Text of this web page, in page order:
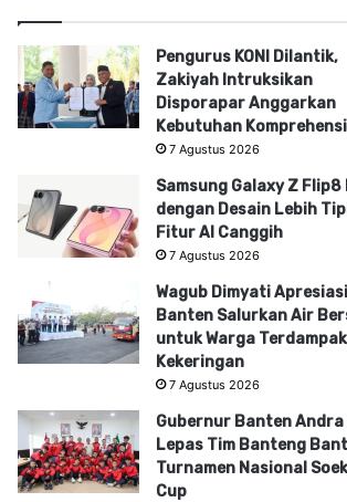
Pengurus KONI Dilantik,
Zakiyah Intruksikan
Disporapar Anggarkan
Kebutuhan
7 Agustus 2026
Samsung Galaxy Z Flip8
dengan Desain Lebih
Fitur AI Canggih
7 Agustus 2026
Wagub Dimyati
Banten Salurkan Air
untuk Warga Terdampak
Kekeringan
7 Agustus 2026
Gubernur Banten Andra
Lepas Tim Banteng
Turnamen Nasional
Cup